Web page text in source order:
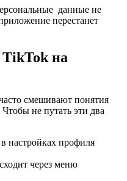
данные не
перестанет
TikTok на
смешивают понятия
не путать эти два
в настройках профиля
через меню